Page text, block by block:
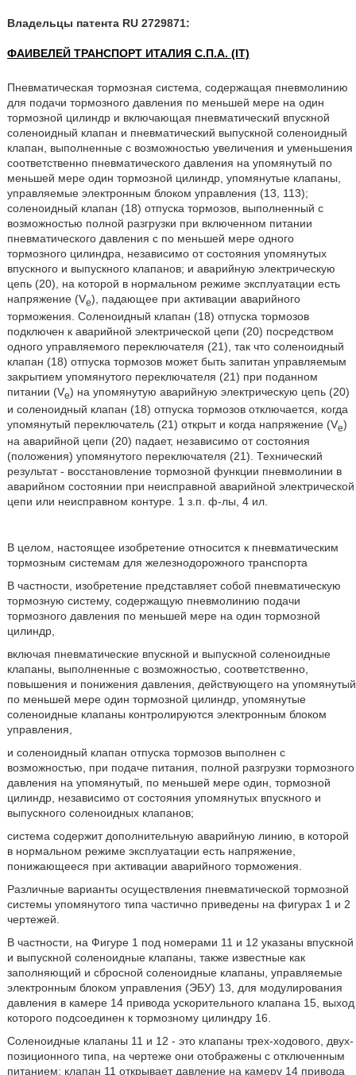
Владельцы патента RU 2729871:
ФАИВЕЛЕЙ ТРАНСПОРТ ИТАЛИЯ С.П.А. (IT)
Пневматическая тормозная система, содержащая пневмолинию
для подачи тормозного давления по меньшей мере на один
тормозной цилиндр и включающая пневматический впускной
соленоидный клапан и пневматический выпускной соленоидный
клапан, выполненные с возможностью увеличения и уменьшения
соответственно пневматического давления на упомянутый по
меньшей мере один тормозной цилиндр, упомянутые клапаны,
управляемые электронным блоком управления (13, 113);
соленоидный клапан (18) отпуска тормозов, выполненный с
возможностью полной разгрузки при включенном питании
пневматического давления с по меньшей мере одного
тормозного цилиндра, независимо от состояния упомянутых
впускного и выпускного клапанов; и аварийную электрическую
цепь (20), на которой в нормальном режиме эксплуатации есть
напряжение (Ve), падающее при активации аварийного
торможения. Соленоидный клапан (18) отпуска тормозов
подключен к аварийной электрической цепи (20) посредством
одного управляемого переключателя (21), так что соленоидный
клапан (18) отпуска тормозов может быть запитан управляемым
закрытием упомянутого переключателя (21) при поданном
питании (Ve) на упомянутую аварийную электрическую цепь (20)
и соленоидный клапан (18) отпуска тормозов отключается, когда
упомянутый переключатель (21) открыт и когда напряжение (Ve)
на аварийной цепи (20) падает, независимо от состояния
(положения) упомянутого переключателя (21). Технический
результат - восстановление тормозной функции пневмолинии в
аварийном состоянии при неисправной аварийной электрической
цепи или неисправном контуре. 1 з.п. ф-лы, 4 ил.
В целом, настоящее изобретение относится к пневматическим
тормозным системам для железнодорожного транспорта
В частности, изобретение представляет собой пневматическую
тормозную систему, содержащую пневмолинию подачи
тормозного давления по меньшей мере на один тормозной
цилиндр,
включая пневматические впускной и выпускной соленоидные
клапаны, выполненные с возможностью, соответственно,
повышения и понижения давления, действующего на упомянутый
по меньшей мере один тормозной цилиндр, упомянутые
соленоидные клапаны контролируются электронным блоком
управления,
и соленоидный клапан отпуска тормозов выполнен с
возможностью, при подаче питания, полной разгрузки тормозного
давления на упомянутый, по меньшей мере один, тормозной
цилиндр, независимо от состояния упомянутых впускного и
выпускного соленоидных клапанов;
система содержит дополнительную аварийную линию, в которой
в нормальном режиме эксплуатации есть напряжение,
понижающееся при активации аварийного торможения.
Различные варианты осуществления пневматической тормозной
системы упомянутого типа частично приведены на фигурах 1 и 2
чертежей.
В частности, на Фигуре 1 под номерами 11 и 12 указаны впускной
и выпускной соленоидные клапаны, также известные как
заполняющий и сбросной соленоидные клапаны, управляемые
электронным блоком управления (ЭБУ) 13, для модулирования
давления в камере 14 привода ускорительного клапана 15, выход
которого подсоединен к тормозному цилиндру 16.
Соленоидные клапаны 11 и 12 - это клапаны трех-ходового, двух-
позиционного типа, на чертеже они отображены с отключенным
питанием: клапан 11 открывает давление на камеру 14 привода